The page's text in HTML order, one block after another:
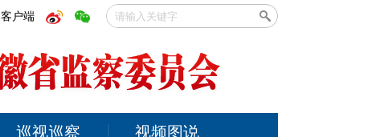
客户端
巡视巡察 视频图说